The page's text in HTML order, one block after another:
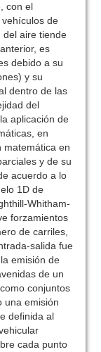
con el
de
del aire tiende
es
debido a su
y su
dentro de las
del
aplicación de
en
matemática en
y de su
acuerdo a lo
1D de
Whitham-
forzamientos
de carriles,
salida fue
emisión de
de un
conjuntos
una emisión
definida al
cada punto